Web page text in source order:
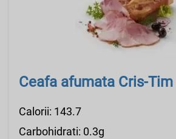
Ceafa afumata Cris-Tim
Calorii: 143.7
Carbohidrati: 0.3g